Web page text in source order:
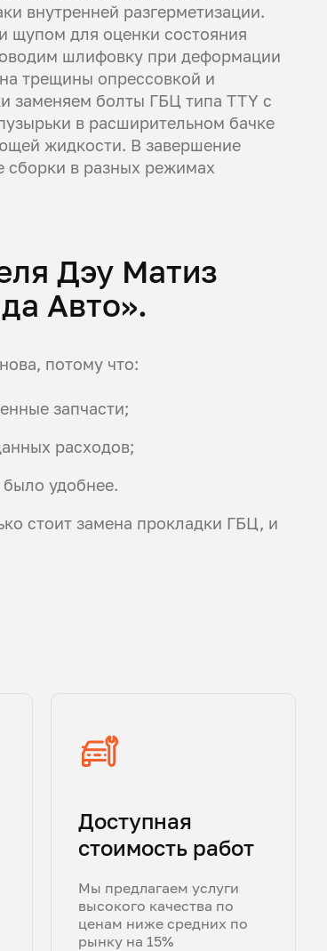
внутренней разгерметизации.
щупом для оценки состояния
шлифовку при деформации
трещины опрессовкой и
заменяем болты ГБЦ типа TTY с
в расширительном бачке
жидкости. В завершение
сборки в разных режимах
Дэу Матиз
Авто».
потому что:
запчасти;
расходов;
удобнее.
стоит замена прокладки ГБЦ, и
Доступная
стоимость работ
Мы предлагаем услуги
высокого качества по
ценам ниже средних по
рынку на 15%